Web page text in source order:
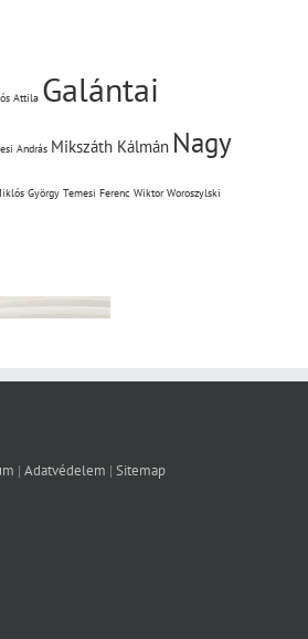
Attila Galántai
András Mikszáth Kálmán Nagy
György Temesi Ferenc Wiktor Woroszylski
| Adatvédelem | Sitemap